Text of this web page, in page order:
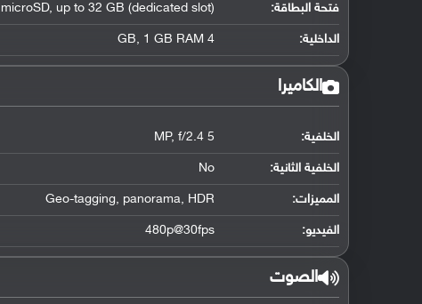
فتحة البطاقة: microSD, up to 32 GB (dedicated slot)
الداخلية: 4 GB, 1 GB RAM
الكاميرا
الخلفية: 5 MP, f/2.4
الخلفية الثانية: No
المميزات: Geo-tagging, panorama, HDR
الفيديو: 480p@30fps
الصوت